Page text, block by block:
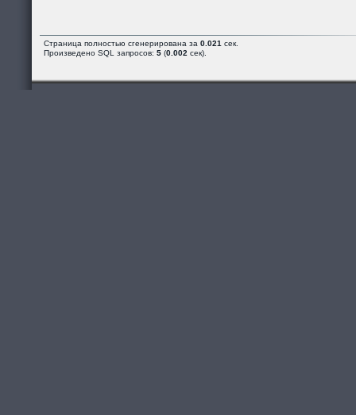
Страница полностью сгенерирована за 0.021 сек.
Произведено SQL запросов: 5 (0.002 сек).